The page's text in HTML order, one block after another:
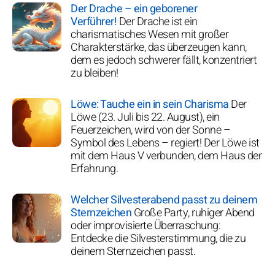
Der Drache – ein geborener
Verführer!Der Drache ist ein
charismatisches Wesen mit großer
Charakterstärke, das überzeugen kann,
dem es jedoch schwerer fällt, konzentriert
zu bleiben!
Löwe: Tauche ein in sein CharismaDer
Löwe (23. Juli bis 22. August), ein
Feuerzeichen, wird von der Sonne –
Symbol des Lebens – regiert! Der Löwe ist
mit dem Haus V verbunden, dem Haus der
Erfahrung.
Welcher Silvesterabend passt zu deinem
SternzeichenGroße Party, ruhiger Abend
oder improvisierte Überraschung:
Entdecke die Silvesterstimmung, die zu
deinem Sternzeichen passt.